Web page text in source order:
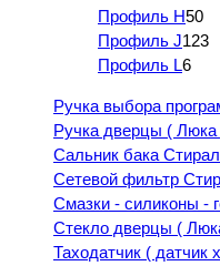
Профиль H50
Профиль J123
Профиль L6
Ручка выбора
Ручка дверцы (
Сальник бака
Сетевой фильтр
Смазки - силиконы -
Стекло дверцы (
Таходатчик (